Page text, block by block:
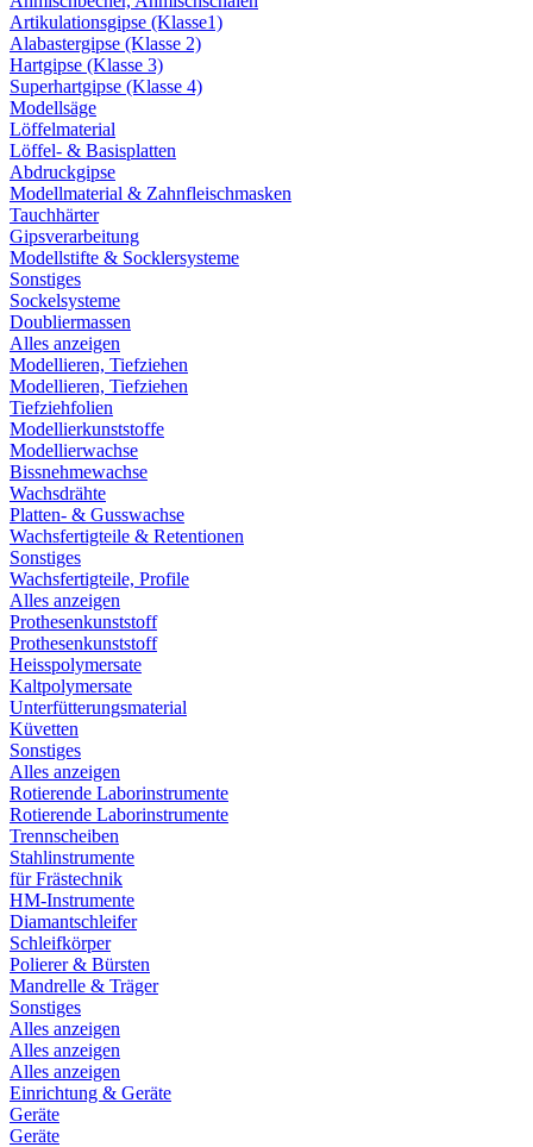
Artikulationsgipse (Klasse1)
Alabastergipse (Klasse 2)
Hartgipse (Klasse 3)
Superhartgipse (Klasse 4)
Modellsäge
Löffelmaterial
Löffel- & Basisplatten
Abdruckgipse
Modellmaterial & Zahnfleischmasken
Tauchhärter
Gipsverarbeitung
Modellstifte & Socklersysteme
Sonstiges
Sockelsysteme
Doubliermassen
Alles anzeigen
Modellieren, Tiefziehen
Modellieren, Tiefziehen
Tiefziehfolien
Modellierkunststoffe
Modellierwachse
Bissnehmewachse
Wachsdrähte
Platten- & Gusswachse
Wachsfertigteile & Retentionen
Sonstiges
Wachsfertigteile, Profile
Alles anzeigen
Prothesenkunststoff
Prothesenkunststoff
Heisspolymersate
Kaltpolymersate
Unterfütterungsmaterial
Küvetten
Sonstiges
Alles anzeigen
Rotierende Laborinstrumente
Rotierende Laborinstrumente
Trennscheiben
Stahlinstrumente
für Frästechnik
HM-Instrumente
Diamantschleifer
Schleifkörper
Polierer & Bürsten
Mandrelle & Träger
Sonstiges
Alles anzeigen
Alles anzeigen
Alles anzeigen
Einrichtung & Geräte
Geräte
Geräte